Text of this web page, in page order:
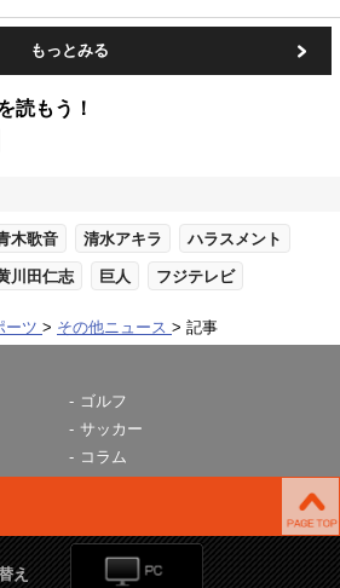
もっとみる
読もう！
木歌音 清水アキラ ハラスメント
川田仁志 巨人 フジテレビ
ーツ その他ニュース 記事
ゴルフ
サッカー
コラム
え